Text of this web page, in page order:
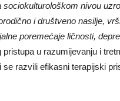
sociokulturološkom nivou
i društveno nasilje,
poremećaje ličnosti,
u razumijevanju i
se razvili efikasni terapijski